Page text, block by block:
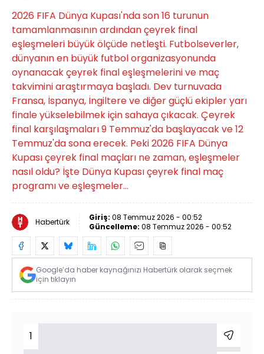
2026 FIFA Dünya Kupası'nda son 16 turunun
tamamlanmasının ardından çeyrek final
eşleşmeleri büyük ölçüde netleşti. Futbolseverler,
dünyanın en büyük futbol organizasyonunda
oynanacak çeyrek final eşleşmelerini ve maç
takvimini araştırmaya başladı. Dev turnuvada
Fransa, İspanya, İngiltere ve diğer güçlü ekipler yarı
finale yükselebilmek için sahaya çıkacak. Çeyrek
final karşılaşmaları 9 Temmuz'da başlayacak ve 12
Temmuz'da sona erecek. Peki 2026 FIFA Dünya
Kupası çeyrek final maçları ne zaman, eşleşmeler
nasıl oldu? İşte Dünya Kupası çeyrek final maç
programı ve eşleşmeler...
Habertürk Giriş: 08 Temmuz 2026 - 00:52
Güncelleme: 08 Temmuz 2026 - 00:52
Google’da haber kaynağınızı Habertürk olarak seçmek
için tıklayın
1